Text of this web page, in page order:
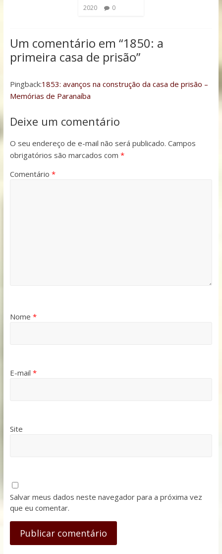
2020
0
Um comentário em “1850: a
primeira casa de prisão”
Pingback:1853: avanços na construção da casa de prisão –
Memórias de Paranaíba
Deixe um comentário
O seu endereço de e-mail não será publicado. Campos
obrigatórios são marcados com *
Comentário *
Nome *
E-mail *
Site
Salvar meus dados neste navegador para a próxima vez
que eu comentar.